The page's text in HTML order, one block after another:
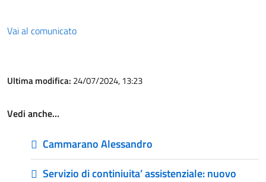
Vai al comunicato
Ultima modifica: 24/07/2024, 13:23
Vedi anche…
Cammarano Alessandro
Servizio di continiuita’ assistenziale: nuovo